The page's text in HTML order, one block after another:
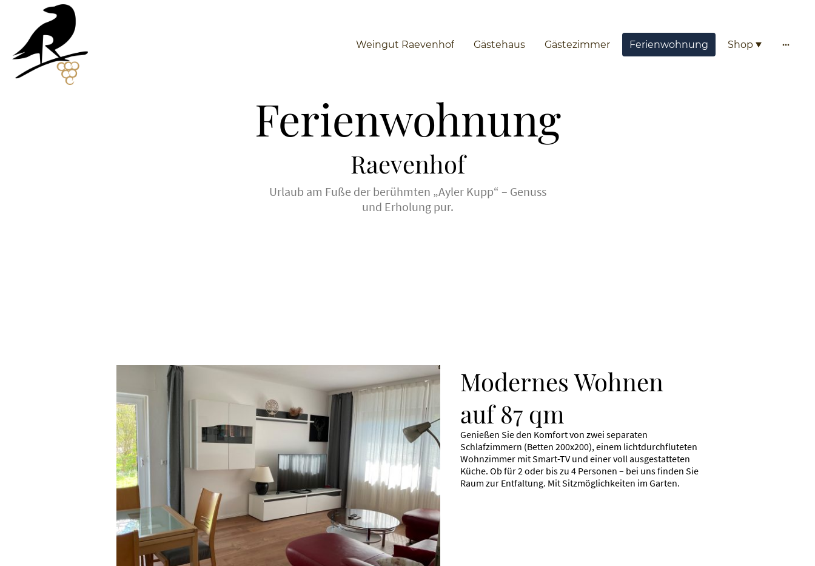
Weingut Raevenhof Gästehaus Gästezimmer Ferienwohnung Shop
Ferienwohnung
Raevenhof
Urlaub am Fuße der berühmten „Ayler Kupp“ – Genuss
und Erholung pur.
Modernes Wohnen
auf 87 qm
Genießen Sie den Komfort von zwei separaten
Schlafzimmern (Betten 200x200), einem lichtdurchfluteten
Wohnzimmer mit Smart-TV und einer voll ausgestatteten
Küche. Ob für 2 oder bis zu 4 Personen – bei uns finden Sie
Raum zur Entfaltung. Mit Sitzmöglichkeiten im Garten.